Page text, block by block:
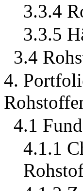
3.3.4
3.3.5
3.4
4.
4.1
4.1.1